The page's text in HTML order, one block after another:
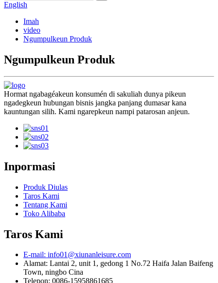
English
Imah
video
Ngumpulkeun Produk
Ngumpulkeun Produk
Hormat ngabagéakeun konsumén di sakuliah dunya pikeun
ngadegkeun hubungan bisnis jangka panjang dumasar kana
kauntungan silih. Kami ngarepkeun nampi patarosan anjeun.
Inpormasi
Produk Diulas
Taros Kami
Tentang Kami
Toko Alibaba
Taros Kami
E-mail: info01@xiunanleisure.com
Alamat: Lantai 2, unit 1, gedong 1 No.72 Haifa Jalan Baifeng
Town, ningbo Cina
Telepon: 0086-15958861685